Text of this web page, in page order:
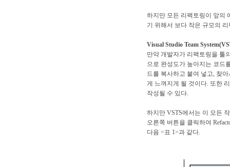
하지만 모든 리팩토링이 앞의
기 위해서 보다 작은 규모의
Visual Studio Team
만약 개발자가 리팩토링을 툴
으로 완성도가 높아지는 코드
드를 복사하고 붙여 넣고, 찾
게 느껴지게 될 것이다. 또한
작성될 수 있다.
하지만 VSTS에서는 이 모든
오른쪽 버튼을 클릭하여
다음 <표 1>과 같다.